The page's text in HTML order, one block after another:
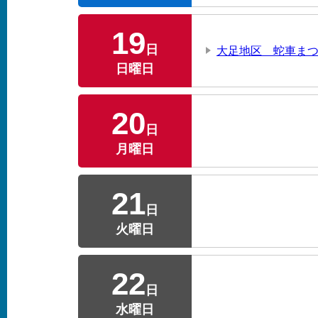
19 日
日曜日
大足地区 蛇車まつ
20 日
月曜日
21 日
火曜日
22 日
水曜日